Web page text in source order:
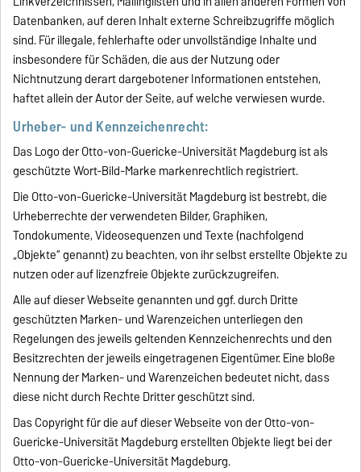
Datenbanken, auf deren Inhalt externe Schreibzugriffe möglich
sind. Für illegale, fehlerhafte oder unvollständige Inhalte und
insbesondere für Schäden, die aus der Nutzung oder
Nichtnutzung derart dargebotener Informationen entstehen,
haftet allein der Autor der Seite, auf welche verwiesen wurde.
Urheber- und Kennzeichenrecht:
Das Logo der Otto-von-Guericke-Universität Magdeburg ist als
geschützte Wort-Bild-Marke markenrechtlich registriert.
Die Otto-von-Guericke-Universität Magdeburg ist bestrebt, die
Urheberrechte der verwendeten Bilder, Graphiken,
Tondokumente, Videosequenzen und Texte (nachfolgend
„Objekte“ genannt) zu beachten, von ihr selbst erstellte Objekte zu
nutzen oder auf lizenzfreie Objekte zurückzugreifen.
Alle auf dieser Webseite genannten und ggf. durch Dritte
geschützten Marken- und Warenzeichen unterliegen den
Regelungen des jeweils geltenden Kennzeichenrechts und den
Besitzrechten der jeweils eingetragenen Eigentümer. Eine bloße
Nennung der Marken- und Warenzeichen bedeutet nicht, dass
diese nicht durch Rechte Dritter geschützt sind.
Das Copyright für die auf dieser Webseite von der Otto-von-
Guericke-Universität Magdeburg erstellten Objekte liegt bei der
Otto-von-Guericke-Universität Magdeburg.